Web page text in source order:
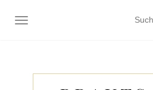
NAVIGATION EIN-/AUSSCHALTEN